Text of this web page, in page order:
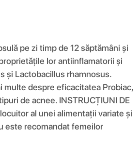
pe zi timp de 12 săptămâni și
lor antiinflamatorii și
și Lactobacillus rhamnosus.
multe despre eficacitatea Probiac,
de acnee. INSTRUCȚIUNI DE
al unei alimentații variate și
este recomandat femeilor